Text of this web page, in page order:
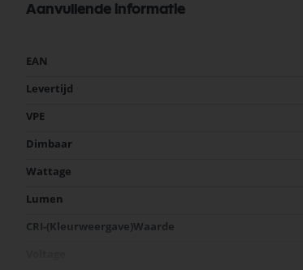
Aanvullende informatie
Meer
EAN
Levertijd
VPE
Dimbaar
Wattage
Lumen
CRI-(Kleurweergave)Waarde